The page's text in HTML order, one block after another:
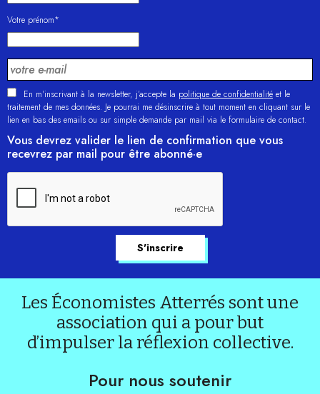
Votre prénom*
En m'inscrivant à la newsletter, j’accepte la politique de confidentialité et le
traitement de mes données. Je pourrai me désinscrire à tout moment en cliquant sur le
lien en bas des emails ou sur simple demande par mail via le formulaire de contact.
Vous devrez valider le lien de confirmation que vous
recevrez par mail pour être abonné·e
Les Économistes Atterrés sont une
association qui a pour but
d’impulser la réflexion collective.
Pour nous soutenir